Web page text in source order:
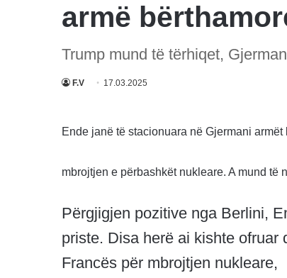
armë
Trump mund të tërhiqet,
F.V 17.03.2025
Ende janë të stacionuara në Gjermani
mbrojtjen e përbashkët nukleare. A mund të
Përgjigjen pozitive nga Berlini,
priste. Disa herë ai kishte
Francës për mbrojtjen